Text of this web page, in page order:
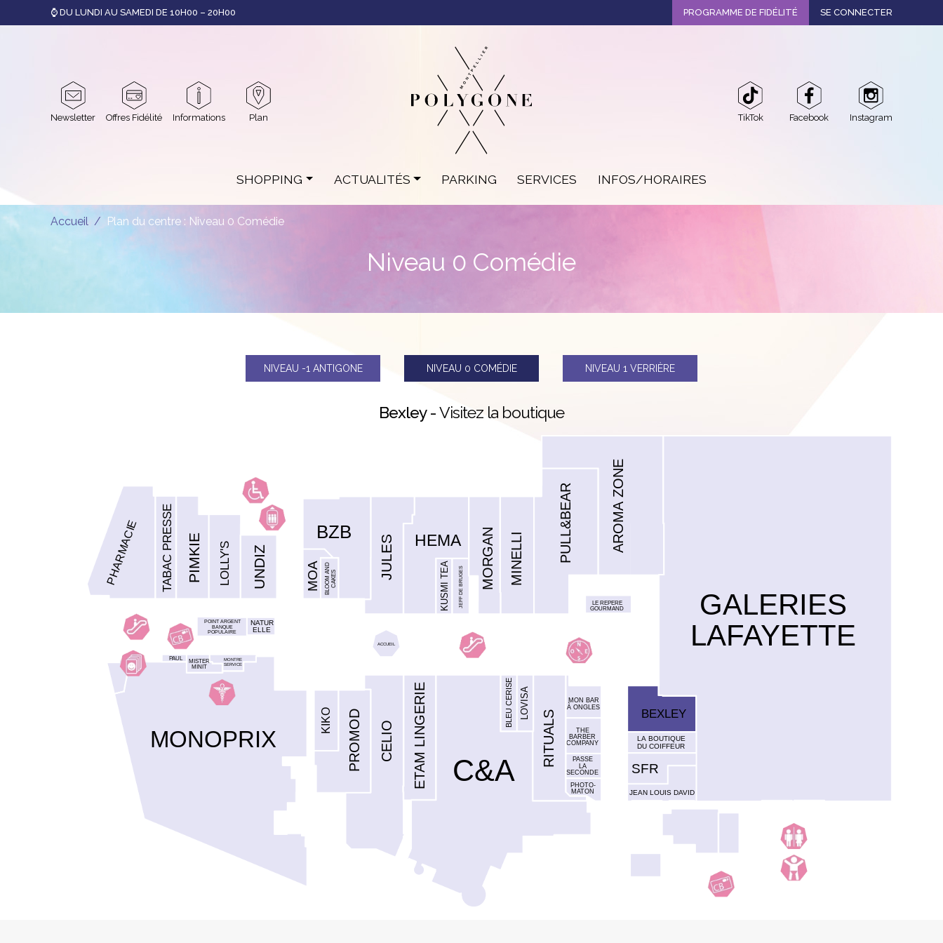
⌚ DU LUNDI AU SAMEDI DE 10H00 – 20H00 PROGRAMME DE FIDÉLITÉ SE CONNECTER
Newsletter Offres Fidélité Informations Plan TikTok Facebook Instagram
SHOPPING ACTUALITÉS PARKING SERVICES INFOS/HORAIRES
Accueil Plan du centre : Niveau 0 Comédie
Niveau 0 Comédie
NIVEAU -1 ANTIGONE NIVEAU 0 COMÉDIE NIVEAU 1 VERRIÈRE
Bexley -Visitez la boutique